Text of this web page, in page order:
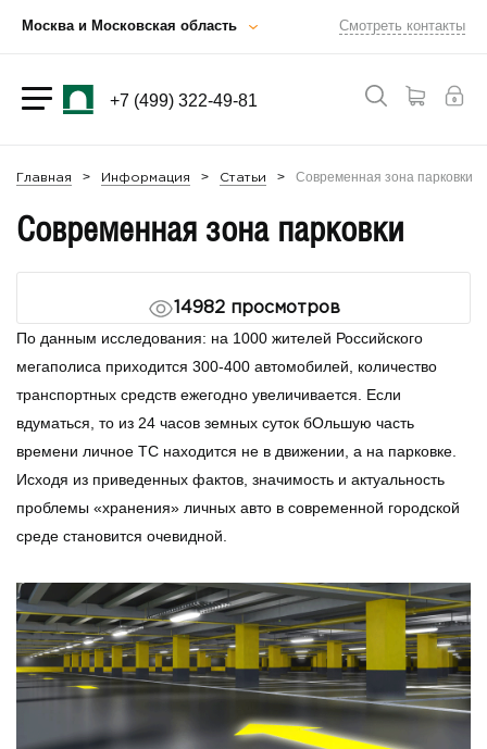
Москва и Московская область Смотреть контакты
+7 (499) 322-49-81
Главная Информация Статьи Современная зона парковки
Современная зона парковки
По данным исследования: на 1000 жителей Российского
мегаполиса приходится 300-400 автомобилей, количество
транспортных средств ежегодно увеличивается. Если
вдуматься, то из 24 часов земных суток бОльшую часть
времени личное ТС находится не в движении, а на парковке.
Исходя из приведенных фактов, значимость и актуальность
проблемы «хранения» личных авто в современной городской
среде становится очевидной.
14982просмотров